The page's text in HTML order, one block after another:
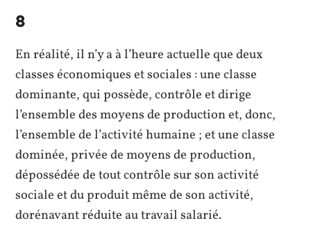
8
En réalité, il n’y a à l’heure actuelle que deux
classes économiques et sociales : une classe
dominante, qui possède, contrôle et dirige
l’ensemble des moyens de production et, donc,
l’ensemble de l’activité humaine ; et une classe
dominée, privée de moyens de production,
dépossédée de tout contrôle sur son activité
sociale et du produit même de son activité,
dorénavant réduite au travail salarié.